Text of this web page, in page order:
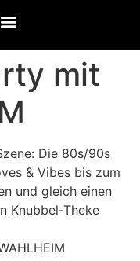
mit
Die 80s/90s
& Vibes bis zum
und gleich einen
Knubbel-Theke